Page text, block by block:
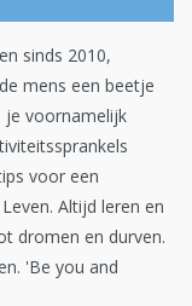
sinds 2010,
mens een beetje
je voornamelijk
voor een
Altijd leren en
dromen en durven.
'Be you and